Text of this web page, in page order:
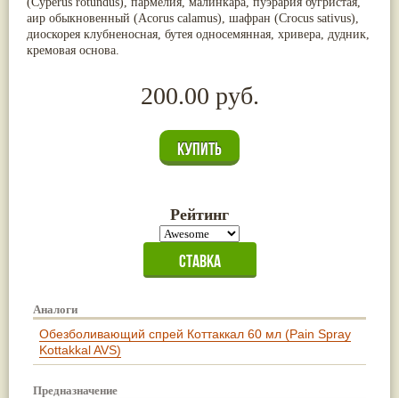
аир обыкновенный (Acorus calamus), шафран (Crocus sativus),
диоскорея клубненосная, бутея односемянная, хривера, дудник,
кремовая основа.
200.00 руб.
Рейтинг
Аналоги
Обезболивающий спрей Коттаккал 60 мл (Pain Spray
Kottakkal AVS)
Предназначение